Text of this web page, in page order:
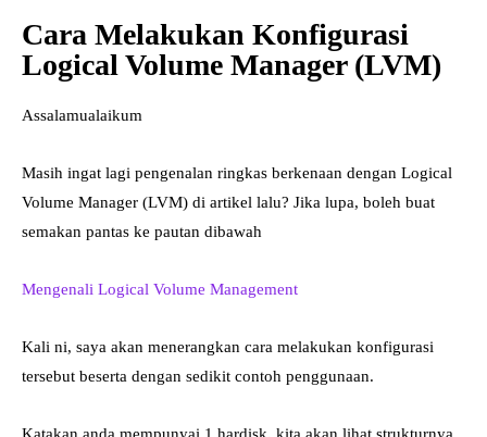
Cara Melakukan Konfigurasi
Logical Volume Manager (LVM)
Assalamualaikum
Masih ingat lagi pengenalan ringkas berkenaan dengan Logical
Volume Manager (LVM) di artikel lalu? Jika lupa, boleh buat
semakan pantas ke pautan dibawah
Mengenali Logical Volume Management
Kali ni, saya akan menerangkan cara melakukan konfigurasi
tersebut beserta dengan sedikit contoh penggunaan.
Katakan anda mempunyai 1 hardisk, kita akan lihat strukturnya